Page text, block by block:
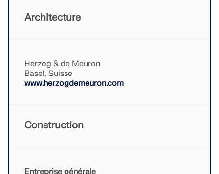
Architecture
Herzog & de Meuron
Basel, Suisse
www.herzogdemeuron.com
Construction
Entreprise générale